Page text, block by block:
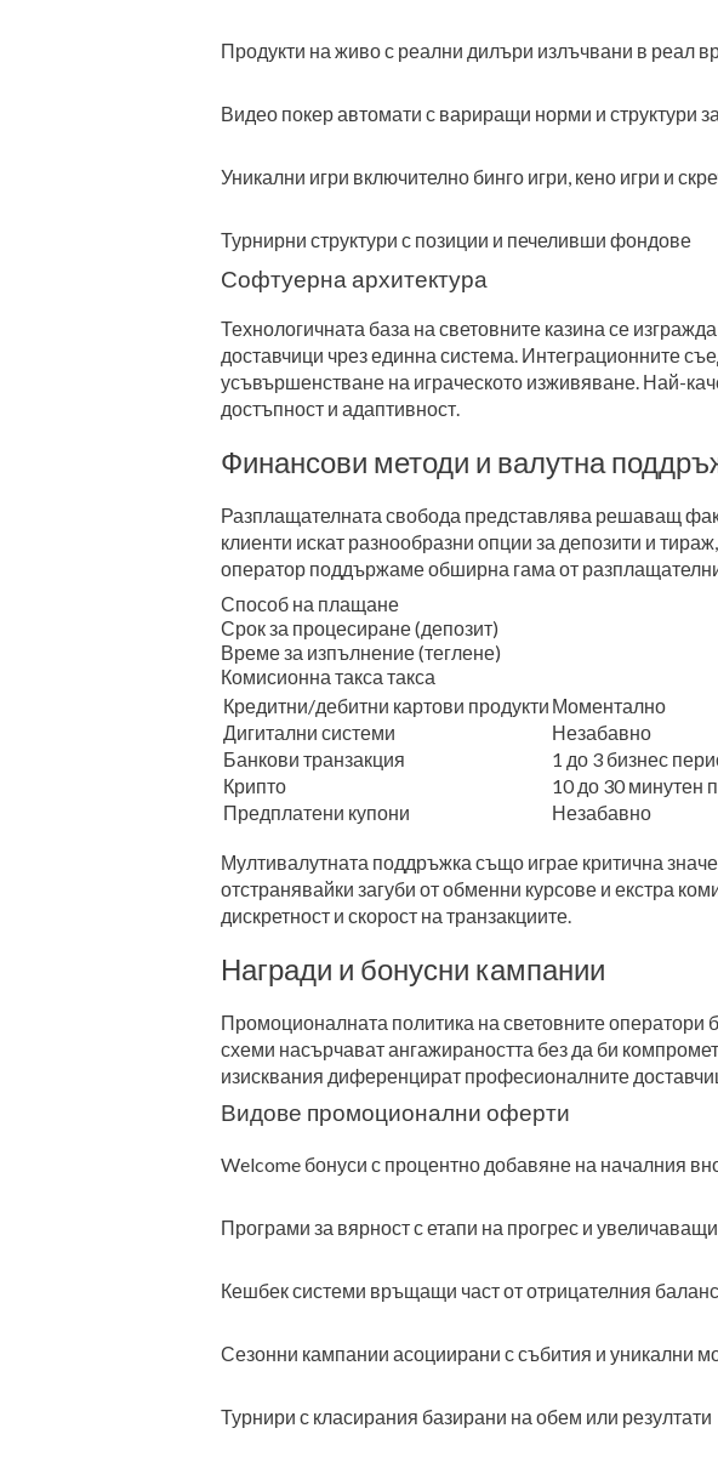
Продукти на живо с реални дилъри излъчвани в реал
Видео покер автомати с вариращи норми и структури
Уникални игри включително бинго игри, кено игри и
Турнирни структури с позиции и печеливши фондове
Софтуерна архитектура
Технологичната база на световните казина се
доставчици чрез единна система. Интеграционните
усъвършенстване на играческото изживяване. Най-
достъпност и адаптивност.
Финансови методи и валутна
Разплащателната свобода представлява решаващ
клиенти искат разнообразни опции за депозити и
оператор поддържаме обширна гама от
Способ на плащане
Срок за процесиране (депозит)
Време за изпълнение (теглене)
Комисионна такса такса
Кредитни/дебитни картови продукти Моментално
Дигитални системи
Незабавно
Банкови транзакция
1 до 3 бизнес
Крипто
10 до 30 минутен
Предплатени купони
Незабавно
Мултивалутната поддръжка също играе критична
отстранявайки загуби от обменни курсове и екстра
дискретност и скорост на транзакциите.
Награди и бонусни кампании
Промоционалната политика на световните оператори
схеми насърчават ангажираността без да би
изисквания диференцират професионалните
Видове промоционални оферти
Welcome бонуси с процентно добавяне на началния
Програми за вярност с етапи на прогрес и
Кешбек системи връщащи част от отрицателния
Сезонни кампании асоциирани с събития и уникални
Турнири с класирания базирани на обем или резултати